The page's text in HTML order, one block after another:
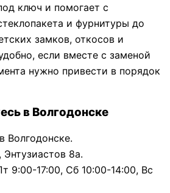
ключ и помогает с
и фурнитуры до
замков, откосов и
если вместе с заменой
нужно привести в порядок
в Волгодонске
Волгодонске.
8а.
9:00-17:00, Сб 10:00-14:00, Вс